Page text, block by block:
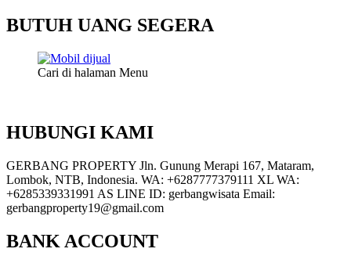
BUTUH UANG SEGERA
Cari di halaman Menu
HUBUNGI KAMI
GERBANG PROPERTY Jln. Gunung Merapi 167, Mataram,
Lombok, NTB, Indonesia. WA: +6287777379111 XL WA:
+6285339331991 AS LINE ID: gerbangwisata Email:
gerbangproperty19@gmail.com
BANK ACCOUNT